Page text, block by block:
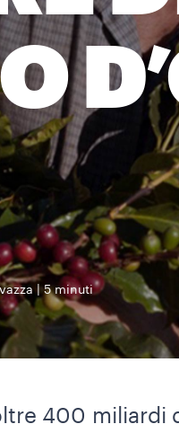
5 minuti
400 miliardi